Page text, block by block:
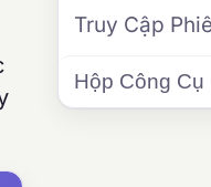
Truy Cập
Hộp Công Cụ